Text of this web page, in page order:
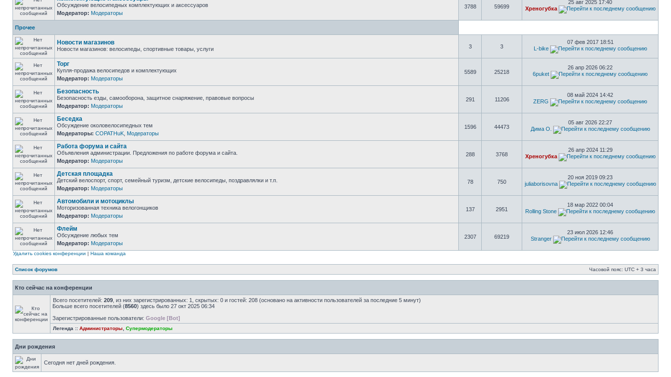
Обсуждение велосипедных комплектующих и аксессуаров
Модератор: Модераторы
3788 59699
25 авг 2025 17:40
Хреногубка
Прочее
Новости магазинов
Новости магазинов: велосипеды, спортивные товары, услуги 3 3
07 фев 2017 18:51
L-bike
Торг
Купля-продажа велосипедов и комплектующих
Модератор: Модераторы
5589 25218
26 апр 2026 06:22
6puket
Безопасность
Безопасность езды, самооборона, защитное снаряжение, правовые вопросы
Модератор: Модераторы
291 11206
08 май 2024 14:42
ZERG
Беседка
Обсуждение околовелосипедных тем
Модераторы: COPATHuK Модераторы
1596 44473
05 авг 2026 22:27
Дима О.
Работа форума и сайта
Объявления администрации. Предложения по работе форума и сайта.
Модератор: Модераторы
288 3768
26 апр 2024 11:29
Хреногубка
Детская площадка
Детский велоспорт, спорт, семейный туризм, детские велосипеды, поздравлялки и т.п.
Модератор: Модераторы
78 750
20 ноя 2019 09:23
juliaborisovna
Автомобили и мотоциклы
Моторизованная техника велогонщиков
Модератор: Модераторы
137 2951
18 мар 2022 00:04
Rolling Stone
Флейм
Обсуждение любых тем
Модератор: Модераторы
2307 69219
23 июл 2026 12:46
Stranger
Удалить cookies конференции | Наша команда
Список форумов Часовой пояс: UTC + 3 часа
Кто сейчас на конференции
Всего посетителей: 209 , из них зарегистрированных: 1, скрытых: 0 и гостей: 208 (основано на активности пользователей за последние 5 минут)
Больше всего посетителей (8560) здесь было 27 окт 2025 06:34
Зарегистрированные пользователи: Google [Bot]
Легенда :: Администраторы Супермодераторы
Дни рождения
Сегодня нет дней рождения.